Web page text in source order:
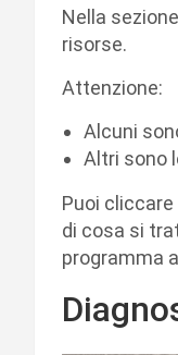
Nella sezione
risorse.
Attenzione:
Alcuni
Altri sono
Puoi
di cosa si
programma